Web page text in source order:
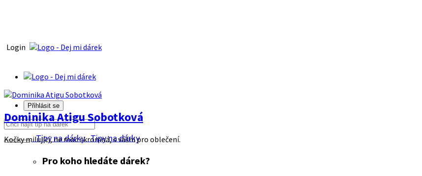
Login
Přihlásit se
Tipy na dárkyTipy na dárky
Pro koho hledáte dárek?
Dominika Atigu Sobotková
Kočky milující, ne moc skromná, s vášni pro oblečení.